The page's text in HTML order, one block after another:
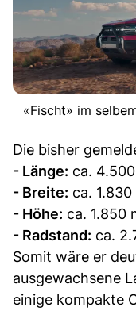
«Fischt» im
Die bisher
- Länge: ca.
- Breite: ca. 1.830
- Höhe: ca. 1.850
- Radstand: ca.
Somit wäre er
ausgewachsene
einige kompakte